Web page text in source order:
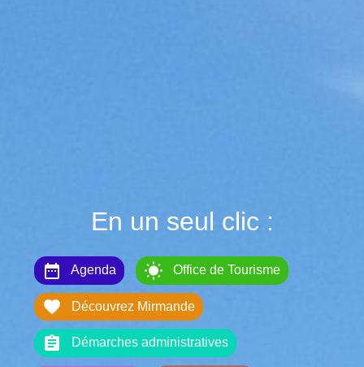
En un seul clic :
date_range Agenda wb_sunny Office de Tourisme
favorite Découvrez Mirmande
assignment Démarches administratives